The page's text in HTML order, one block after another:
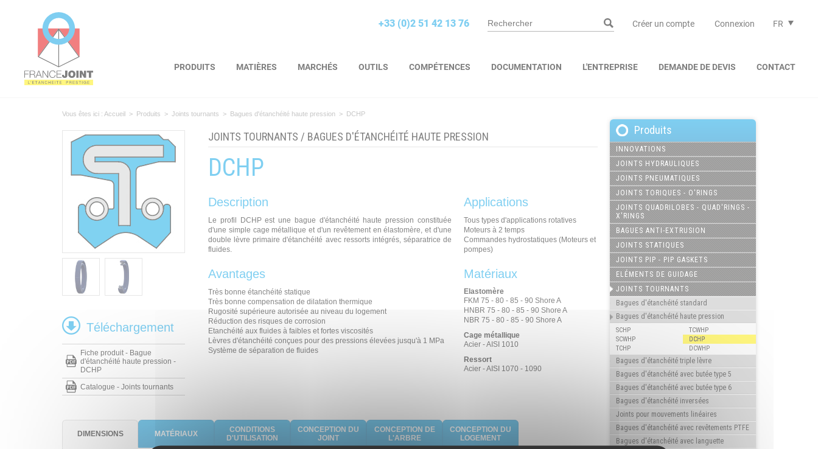
FR
Créer un compte Connexion
+33 (0)2 51 42 13 76
PRODUITS MATIÈRES MARCHÉS OUTILS COMPÉTENCES DOCUMENTATION L'ENTREPRISE DEMANDE DE DEVIS CONTACT
Vous êtes ici : Accueil > Produits > Joints tournants > Bagues d'étanchéité haute pression > DCHP
JOINTS TOURNANTS / BAGUES D'ÉTANCHÉITÉ HAUTE PRESSION
DCHP
Description
Le profil DCHP est une bague d'étanchéité haute pression constituée
d'une simple cage métallique et d'un revêtement en élastomère, et d'une
double lèvre primaire d'étanchéité avec ressorts intégrés, séparatrice de
fluides.
Avantages
Très bonne étanchéité statique
Très bonne compensation de dilatation thermique
Rugosité supérieure autorisée au niveau du logement
Réduction des risques de corrosion
Etanchéité aux fluides à faibles et fortes viscosités
Lèvres d'étanchéité conçues pour des pressions élevées jusqu'à 1 MPa
Système de séparation de fluides
Applications
Tous types d'applications rotatives
Moteurs à 2 temps
Commandes hydrostatiques (Moteurs et
pompes)
Matériaux
Elastomère
FKM 75 - 80 - 85 - 90 Shore A
HNBR 75 - 80 - 85 - 90 Shore A
NBR 75 - 80 - 85 - 90 Shore A
Cage métallique
Acier - AISI 1010
Ressort
Acier - AISI 1070 - 1090
Téléchargement
Fiche produit - Bague
d'étanchéité haute pression -
DCHP
Catalogue - Joints tournants
DIMENSIONS MATÉRIAUX
CONDITIONS
D'UTILISATION
CONCEPTION DU
JOINT
CONCEPTION DE
L'ARBRE
CONCEPTION DU
LOGEMENT
Produits
INNOVATIONS
JOINTS HYDRAULIQUES
JOINTS PNEUMATIQUES
JOINTS TORIQUES - O'RINGS
JOINTS QUADRILOBES - QUAD'RINGS -
X'RINGS
BAGUES ANTI-EXTRUSION
JOINTS STATIQUES
JOINTS PIP - PIP GASKETS
ELÉMENTS DE GUIDAGE
JOINTS TOURNANTS
Bagues d'étanchéité standard
Bagues d'étanchéité haute pression
SCHP
SCWHP
TCHP
TCWHP
DCHP
DCWHP
Bagues d'étanchéité triple lèvre
Bagues d'étanchéité avec butée type 5
Bagues d'étanchéité avec butée type 6
Bagues d'étanchéité inversées
Joints pour mouvements linéaires
Bagues d'étanchéité avec revêtements PTFE
Bagues d'étanchéité avec languette